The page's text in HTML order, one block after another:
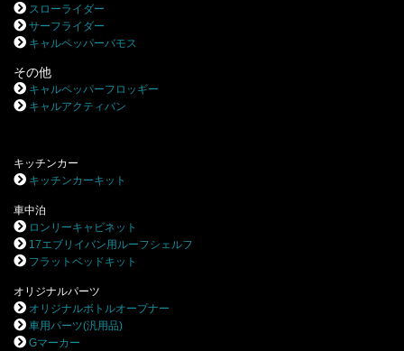
スローライダー
サーフライダー
キャルペッパーバモス
その他
キャルペッパーフロッギー
キャルアクティバン
キッチンカー
キッチンカーキット
車中泊
ロンリーキャビネット
17エブリイバン用ルーフシェルフ
フラットベッドキット
オリジナルパーツ
オリジナルボトルオープナー
車用パーツ(汎用品)
Gマーカー